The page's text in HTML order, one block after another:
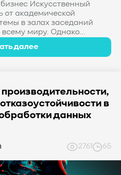
Искусственный
от академической
в залах заседаний
всему миру. Однако...
далее
в
данных
2761 65